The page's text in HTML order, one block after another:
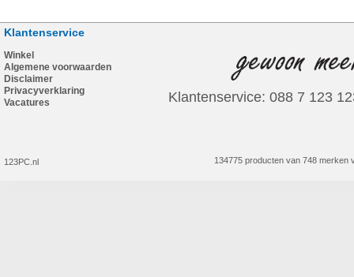
Klantenservice
Winkel
Algemene voorwaarden
Disclaimer
Privacyverklaring
Vacatures
123PC.nl
Klantenservice: 088 7 123
134775 producten van 748 merken